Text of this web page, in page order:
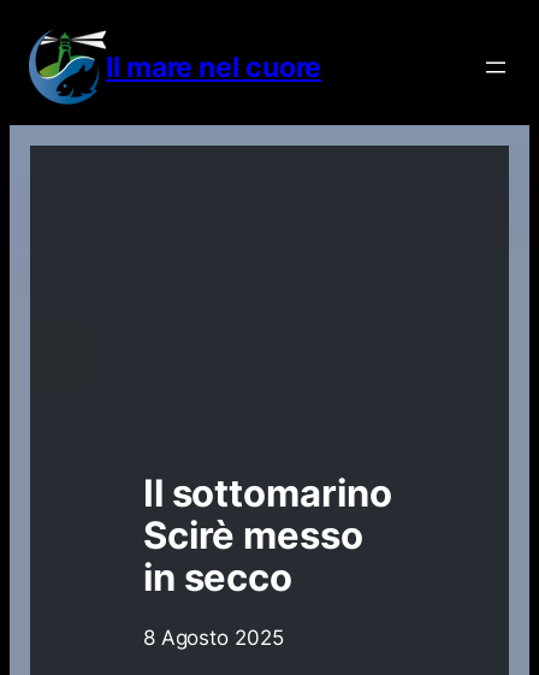
contenuto
Il mare nel cuore
Il sottomarino
Scirè messo
in secco
8 Agosto 2025